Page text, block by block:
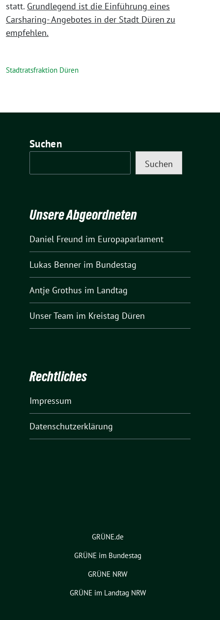
statt. Grundlegend ist die Einführung eines
Carsharing- Angebotes in der Stadt Düren zu
empfehlen.
Stadtratsfraktion Düren
Suchen
Suchen
Unsere Abgeordneten
Daniel Freund im Europaparlament
Lukas Benner im Bundestag
Antje Grothus im Landtag
Unser Team im Kreistag Düren
Rechtliches
Impressum
Datenschutzerklärung
GRÜNE.de
GRÜNE im Bundestag
GRÜNE NRW
GRÜNE im Landtag NRW